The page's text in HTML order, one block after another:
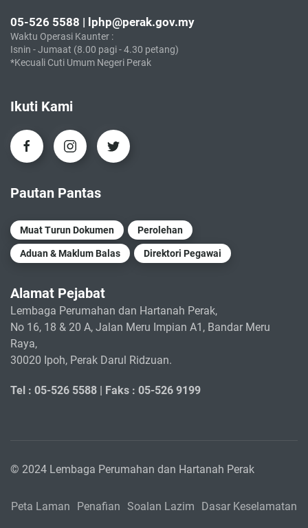
05-526 5588 | lphp@perak.gov.my
Waktu Operasi Kaunter :
Isnin - Jumaat (8.00 pagi - 4.30 petang)
*Kecuali Cuti Umum Negeri Perak
Ikuti Kami
Pautan Pantas
Muat Turun Dokumen Perolehan
Aduan & Maklum Balas Direktori Pegawai
Alamat Pejabat
Lembaga Perumahan dan Hartanah Perak,
No 16, 18 & 20 A, Jalan Meru Impian A1, Bandar Meru
Raya,
30020 Ipoh, Perak Darul Ridzuan.
Tel : 05-526 5588 | Faks : 05-526 9199
© 2024 Lembaga Perumahan dan Hartanah Perak
Peta Laman Penafian Soalan Lazim Dasar Keselamatan